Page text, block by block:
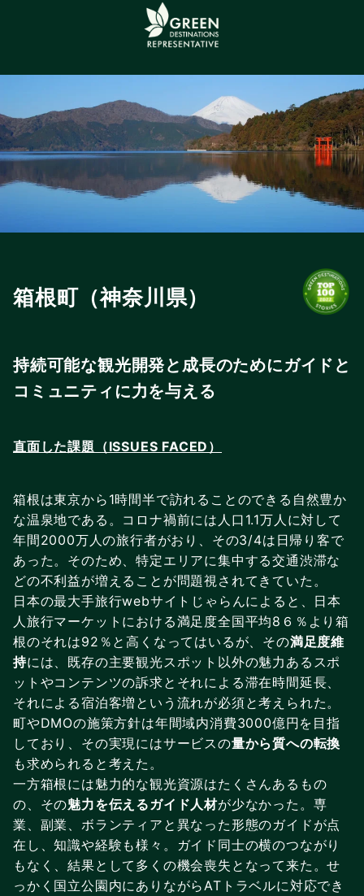
箱根町（神奈川県）
持続可能な観光開発と成長のためにガイドと
コミュニティに力を与える
直面した課題（ISSUES FACED）
箱根は東京から1時間半で訪れることのできる自然豊か
な温泉地である。コロナ禍前には人口1.1万人に対して
年間2000万人の旅行者がおり、その3/4は日帰り客で
あった。そのため、特定エリアに集中する交通渋滞な
どの不利益が増えることが問題視されてきていた。
日本の最大手旅行webサイトじゃらんによると、日本
人旅行マーケットにおける満足度全国平均8６％より箱
根のそれは92％と高くなってはいるが、その満足度維
持には、既存の主要観光スポット以外の魅力あるスポ
ットやコンテンツの訴求とそれによる滞在時間延長、
それによる宿泊客増という流れが必須と考えられた。
町やDMOの施策方針は年間域内消費3000億円を目指
しており、その実現にはサービスの量から質への転換
も求められると考えた。
一方箱根には魅力的な観光資源はたくさんあるもの
の、その魅力を伝えるガイド人材が少なかった。専
業、副業、ボランティアと異なった形態のガイドが点
在し、知識や経験も様々。ガイド同士の横のつながり
もなく、結果として多くの機会喪失となって来た。せ
っかく国立公園内にありながらATトラベルに対応でき